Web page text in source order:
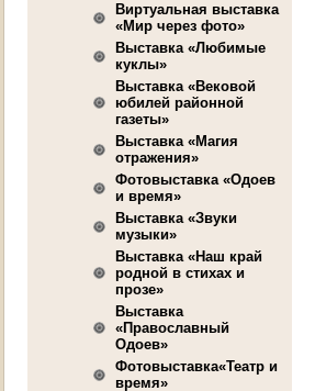
Виртуальная выставка
«Мир через фото»
Выставка «Любимые
куклы»
Выставка «Вековой
юбилей районной
газеты»
Выставка «Магия
отражения»
Фотовыставка «Одоев
и время»
Выставка «Звуки
музыки»
Выставка «Наш край
родной в стихах и
прозе»
Выставка
«Православный
Одоев»
Фотовыставка«Театр и
время»